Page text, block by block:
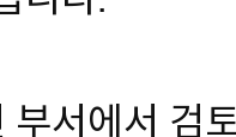
부서에서 검